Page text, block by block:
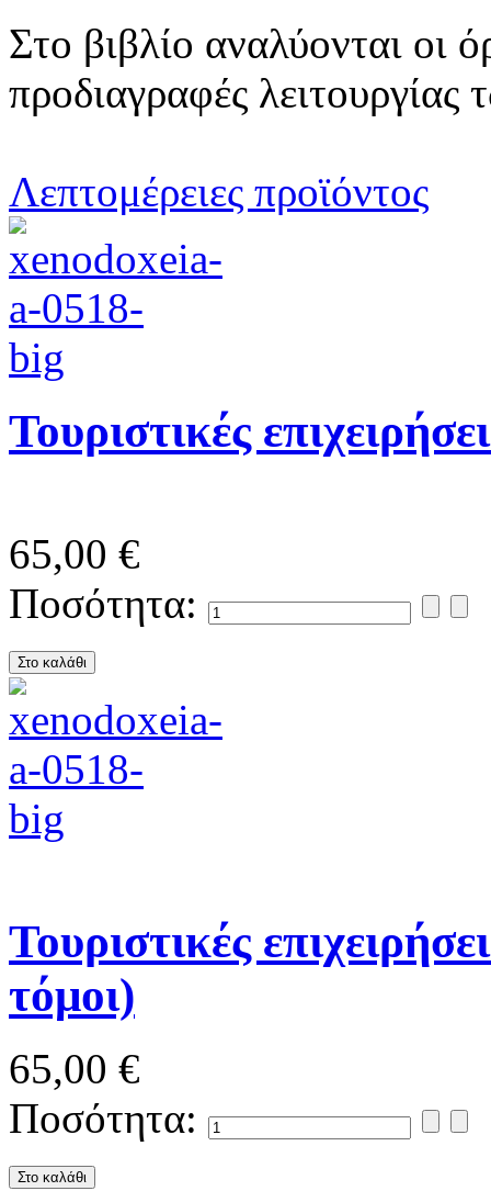
Στο βιβλίο αναλύονται οι
προδιαγραφές λειτουργίας
Λεπτομέρειες προϊόντος
Τουριστικές
65,00 €
Ποσότητα:
Τουριστικές
τόμοι)
65,00 €
Ποσότητα: